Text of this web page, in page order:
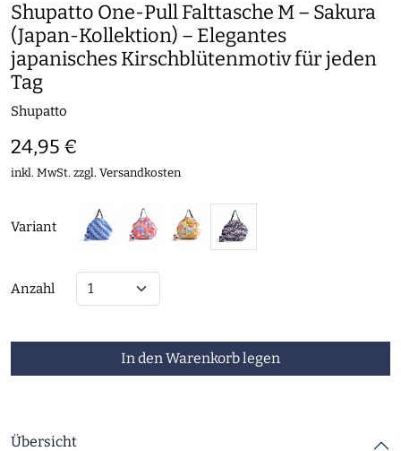
Shupatto One-Pull Falttasche M – Sakura
(Japan-Kollektion) – Elegantes
japanisches Kirschblütenmotiv für jeden
Tag
Shupatto
24,95 €
inkl. MwSt. zzgl. Versandkosten
Variant
Anzahl
In den Warenkorb legen
Übersicht